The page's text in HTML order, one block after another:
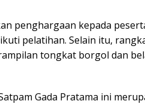
penghargaan kepada
pelatihan. Selain itu,
tongkat borgol dan
Gada Pratama ini